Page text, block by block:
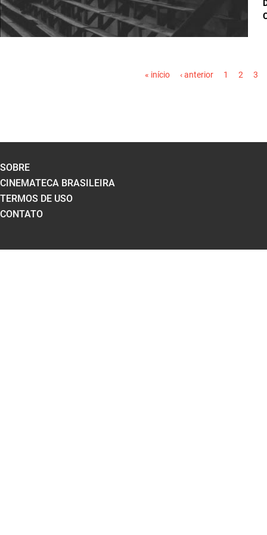
« início ‹ anterior 1 2 3
SOBRE
CINEMATECA BRASILEIRA
TERMOS DE USO
CONTATO